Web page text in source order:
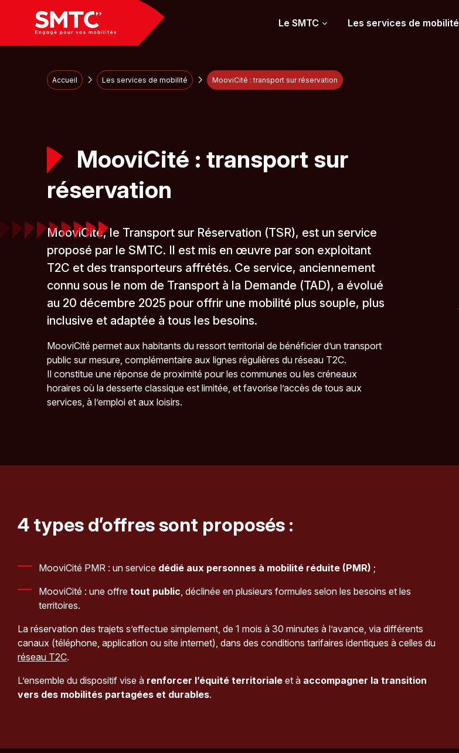
Le SMTC Les services de mobilité
Accueil Les services de mobilité MooviCité : transport sur réservation
MooviCité : transport sur
réservation
MooviCité, le Transport sur Réservation (TSR), est un service
proposé par le SMTC. Il est mis en œuvre par son exploitant
T2C et des transporteurs affrétés. Ce service, anciennement
connu sous le nom de Transport à la Demande (TAD), a évolué
au 20 décembre 2025 pour offrir une mobilité plus souple, plus
inclusive et adaptée à tous les besoins.
MooviCité permet aux habitants du ressort territorial de bénéficier d’un transport
public sur mesure, complémentaire aux lignes régulières du réseau T2C.
Il constitue une réponse de proximité pour les communes ou les créneaux
horaires où la desserte classique est limitée, et favorise l’accès de tous aux
services, à l’emploi et aux loisirs.
4 types d’offres sont proposés :
MooviCité PMR : un service dédié aux personnes à mobilité réduite (PMR) ;
MooviCité : une offre tout public, déclinée en plusieurs formules selon les besoins et les
territoires.
La réservation des trajets s’effectue simplement, de 1 mois à 30 minutes à l’avance, via différents
canaux (téléphone, application ou site internet), dans des conditions tarifaires identiques à celles du
réseau T2C.
L’ensemble du dispositif vise à renforcer l’équité territoriale et à accompagner la transition
vers des mobilités partagées et durables.